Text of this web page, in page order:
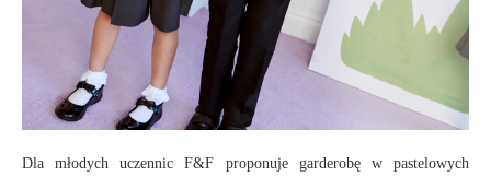
Dla młodych uczennic F&F proponuje garderobę w pastelowych